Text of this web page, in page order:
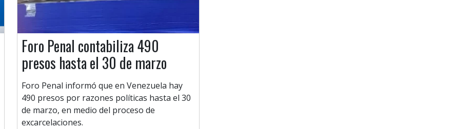
Foro Penal contabiliza 490
presos hasta el 30 de marzo
Foro Penal informó que en Venezuela hay
490 presos por razones políticas hasta el 30
de marzo, en medio del proceso de
excarcelaciones.